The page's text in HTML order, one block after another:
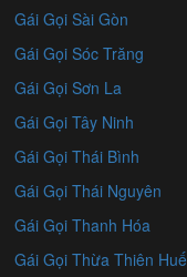
Gái Gọi Sài Gòn
Gái Gọi Sóc Trăng
Gái Gọi Sơn La
Gái Gọi Tây Ninh
Gái Gọi Thái Bình
Gái Gọi Thái Nguyên
Gái Gọi Thanh Hóa
Gái Gọi Thừa Thiên Huế